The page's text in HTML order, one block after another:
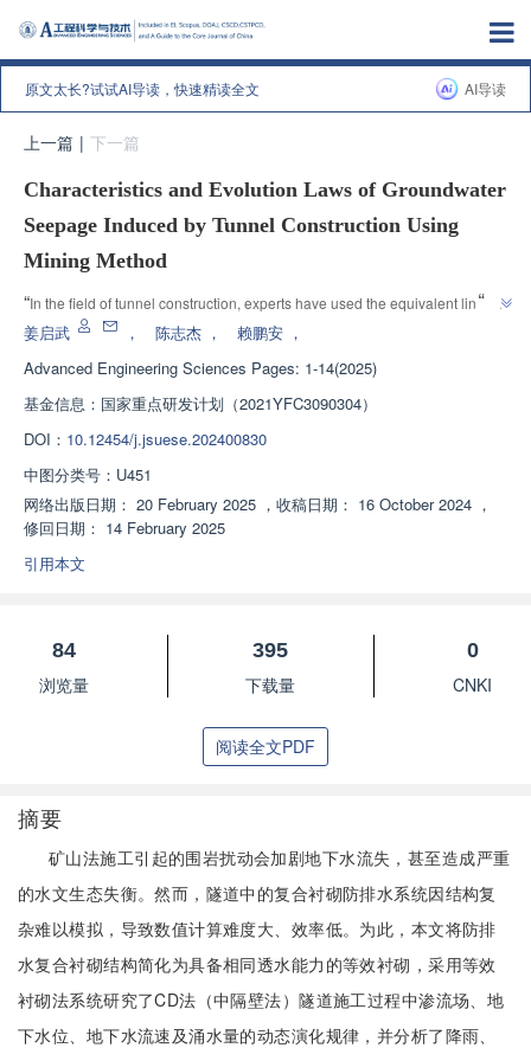
原文太长?试试AI导读，快速精读全文 AI导读
上一篇 | 下一篇
Characteristics and Evolution Laws of Groundwater
Seepage Induced by Tunnel Construction Using
Mining Method
“In the field of tunnel construction, experts have used the equivalent lining
method to study the dynamic evolution of groundwater environment during
guidance for the design and construction of tunnels crossing water rich
strata.”
”
姜启武 ， 陈志杰 ， 赖鹏安 ，
Advanced Engineering Sciences Pages: 1-14(2025)
基金信息： 国家重点研发计划（2021YFC3090304）
DOI： 10.12454/j.jsuese.202400830
中图分类号： U451
网络出版日期： 20 February 2025 ， 收稿日期： 16 October 2024 ，
修回日期： 14 February 2025
引用本文
84
浏览量
395
下载量
0
CNKI
阅读全文PDF
摘要
矿山法施工引起的围岩扰动会加剧地下水流失，甚至造成严重
的水文生态失衡。然而，隧道中的复合衬砌防排水系统因结构复
杂难以模拟，导致数值计算难度大、效率低。为此，本文将防排
水复合衬砌结构简化为具备相同透水能力的等效衬砌，采用等效
衬砌法系统研究了CD法（中隔壁法）隧道施工过程中渗流场、地
下水位、地下水流速及涌水量的动态演化规律，并分析了降雨、